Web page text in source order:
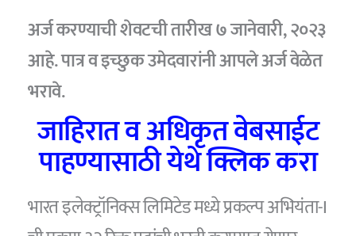
अर्ज करण्याची शेवटची तारीख ७ जानेवारी, २०२३
आहे. पात्र व इच्छुक उमेदवारांनी आपले अर्ज वेळेत
भरावे.
जाहिरात व अधिकृत वेबसाईट
पाहण्यासाठी येथे क्लिक करा
भारत इलेक्ट्रॉनिक्स लिमिटेड मध्ये प्रकल्प अभियंता-I